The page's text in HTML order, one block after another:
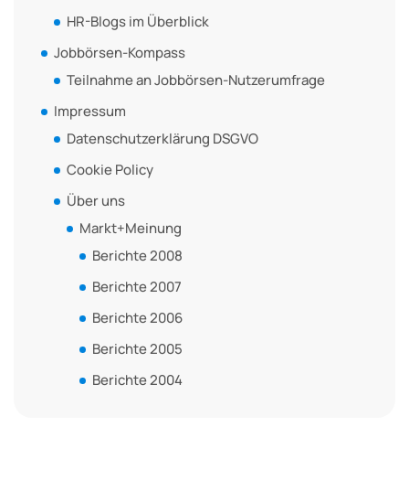
HR-Blogs im Überblick
Jobbörsen-Kompass
Teilnahme an Jobbörsen-Nutzerumfrage
Impressum
Datenschutzerklärung DSGVO
Cookie Policy
Über uns
Markt+Meinung
Berichte 2008
Berichte 2007
Berichte 2006
Berichte 2005
Berichte 2004